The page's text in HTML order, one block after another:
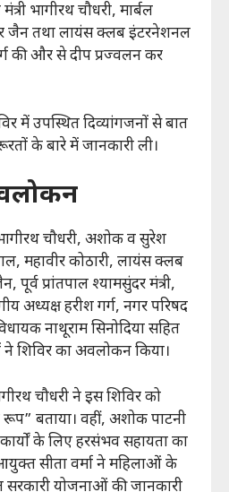
भागीरथ चौधरी, मार्बल
जैन तथा लायंस क्लब इंटरनेशनल
की और से दीप प्रज्वलन कर
में उपस्थित दिव्यांगजनों से बात
के बारे में जानकारी ली।
चौधरी, अशोक व सुरेश
महावीर कोठारी, लायंस क्लब
पूर्व प्रांतपाल श्यामसुंदर मंत्री,
अध्यक्ष हरीश गर्ग, नगर परिषद
नाथूराम सिनोदिया सहित
शिविर का अवलोकन किया।
चौधरी ने इस शिविर को
रूप” बताया। वहीं, अशोक पाटनी
के लिए हरसंभव सहायता का
सीता वर्मा ने महिलाओं के
सरकारी योजनाओं की जानकारी